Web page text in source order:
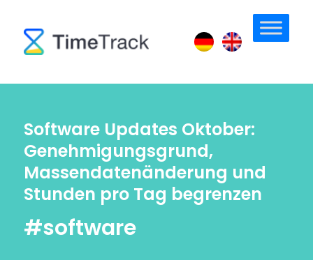
Software Updates Oktober:
Genehmigungsgrund,
Massendatenänderung und
Stunden pro Tag begrenzen
#software